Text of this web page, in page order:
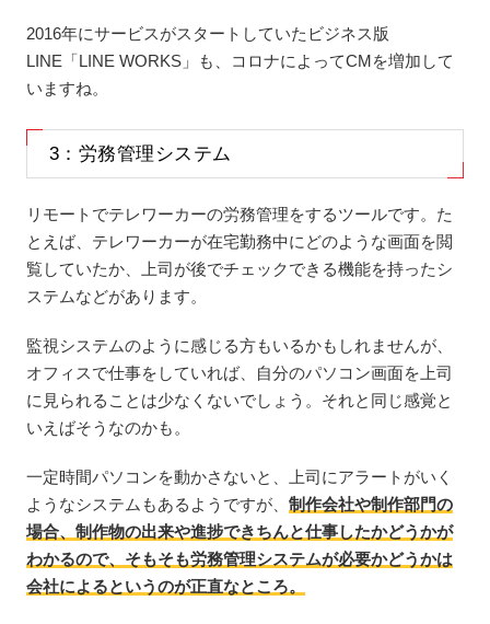
2016年にサービスがスタートしていたビジネス版
LINE「LINE WORKS」も、コロナによってCMを増加して
いますね。
3：労務管理システム
リモートでテレワーカーの労務管理をするツールです。た
とえば、テレワーカーが在宅勤務中にどのような画面を閲
覧していたか、上司が後でチェックできる機能を持ったシ
ステムなどがあります。
監視システムのように感じる方もいるかもしれませんが、
オフィスで仕事をしていれば、自分のパソコン画面を上司
に見られることは少なくないでしょう。それと同じ感覚と
いえばそうなのかも。
一定時間パソコンを動かさないと、上司にアラートがいく
ようなシステムもあるようですが、 制作会社や制作部門の
場合、制作物の出来や進捗できちんと仕事したかどうかが
わかるので、そもそも労務管理システムが必要かどうかは
会社によるというのが正直なところ。